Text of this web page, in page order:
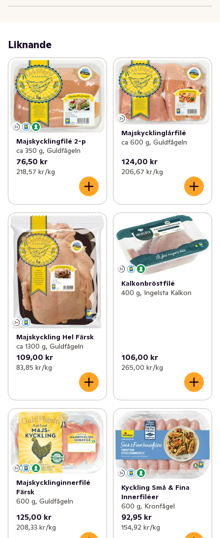
Liknande
Majskycklingfilé 2-p
ca 350 g, Guldfågeln
76,50 kr
218,57 kr /kg
Majskycklinglårfilé
ca 600 g, Guldfågeln
124,00 kr
206,67 kr /kg
Majskyckling Hel Färsk
ca 1300 g, Guldfågeln
109,00 kr
83,85 kr /kg
Kalkonbröstfilé
400 g, Ingelsta Kalkon
106,00 kr
265,00 kr /kg
Majskycklinginnerfilé
Färsk
600 g, Guldfågeln
125,00 kr
208,33 kr /kg
Kyckling Små & Fina
Innerfiléer
600 g, Kronfågel
92,95 kr
154,92 kr /kg